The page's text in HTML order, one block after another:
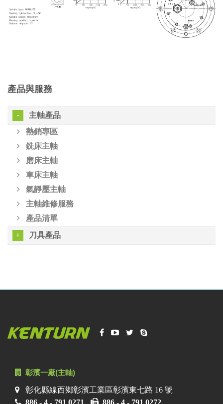
產品與服務
主軸產品
熱銷專區
銑床主軸
磨床主軸
車床主軸
氣靜壓主軸
主軸維修服務
產品清單
刀具產品
彰濱一廠(主軸)
彰化縣線西鄉彰濱工業區彰濱東七路 16 號
886 - 4 - 791 0271
886 - 4 - 791 0272